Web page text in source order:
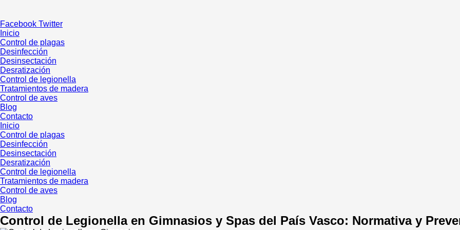
al
contenido
Facebook Twitter
Inicio
Control de plagas
Desinfección
Desinsectación
Desratización
Control de legionella
Tratamientos de madera
Control de aves
Blog
Contacto
Inicio
Control de plagas
Desinfección
Desinsectación
Desratización
Control de legionella
Tratamientos de madera
Control de aves
Blog
Contacto
Control de Legionella en Gimnasios y Spas del País Vasco: Normativa y